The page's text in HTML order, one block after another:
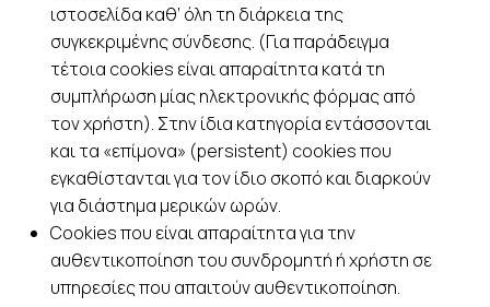
ιστοσελίδα καθ’ όλη τη διάρκεια της
συγκεκριμένης σύνδεσης. (Για παράδειγμα
τέτοια cookies είναι απαραίτητα κατά τη
συμπλήρωση μίας ηλεκτρονικής φόρμας από
τον χρήστη). Στην ίδια κατηγορία εντάσσονται
και τα «επίμονα» (persistent) cookies που
εγκαθίστανται για τον ίδιο σκοπό και διαρκούν
για διάστημα μερικών ωρών.
Cookies που είναι απαραίτητα για την
αυθεντικοποίηση του συνδρομητή ή χρήστη σε
υπηρεσίες που απαιτούν αυθεντικοποίηση.